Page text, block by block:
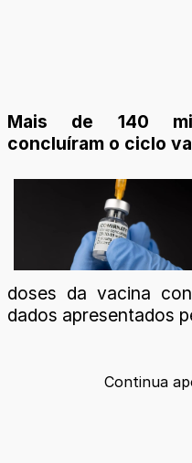
Mais de 140
concluíram o ciclo
doses da vacina
dados apresentados
Continua